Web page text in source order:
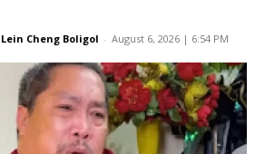
Lein Cheng Boligol - August 6, 2026 | 6:54 PM